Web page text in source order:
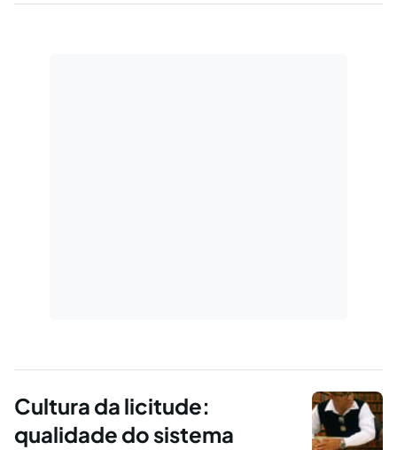
participativa.
Cultura da licitude:
qualidade do sistema